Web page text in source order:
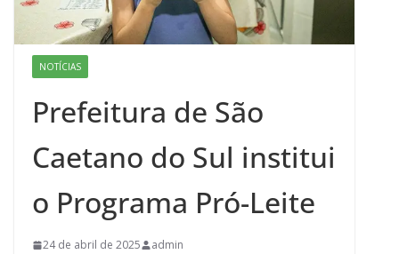
NOTÍCIAS
Prefeitura de São
Caetano do Sul institui
o Programa Pró-Leite
24 de abril de 2025 admin